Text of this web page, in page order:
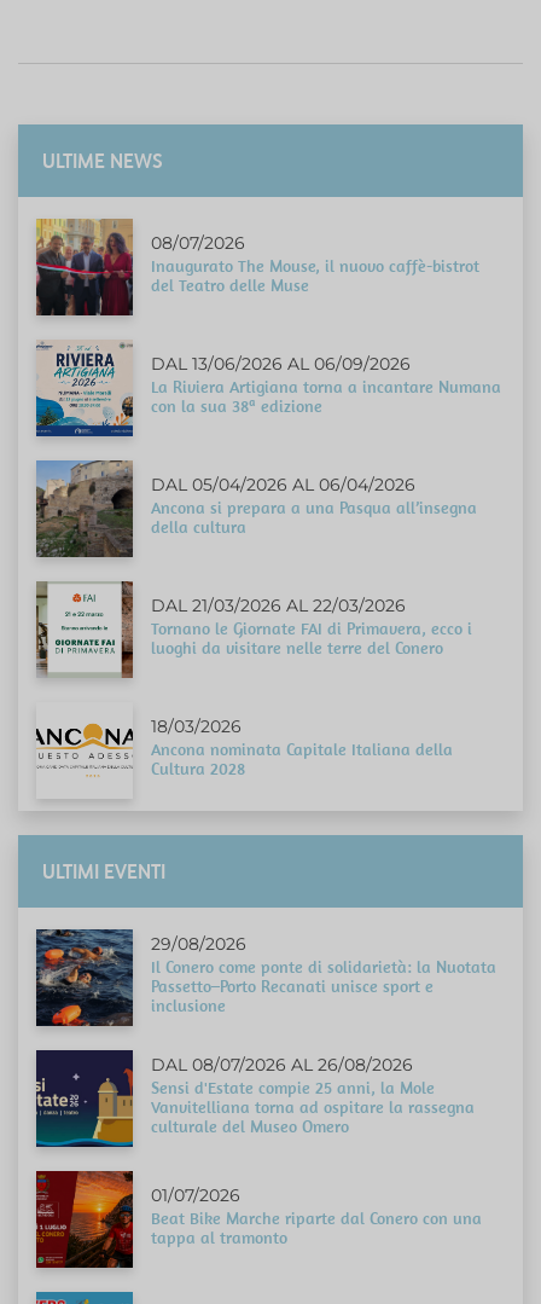
ULTIME NEWS
08/07/2026
Inaugurato The Mouse, il nuovo caffè-bistrot
del Teatro delle Muse
DAL 13/06/2026 AL 06/09/2026
La Riviera Artigiana torna a incantare Numana
con la sua 38ª edizione
DAL 05/04/2026 AL 06/04/2026
Ancona si prepara a una Pasqua all’insegna
della cultura
DAL 21/03/2026 AL 22/03/2026
Tornano le Giornate FAI di Primavera, ecco i
luoghi da visitare nelle terre del Conero
18/03/2026
Ancona nominata Capitale Italiana della
Cultura 2028
ULTIMI EVENTI
29/08/2026
Il Conero come ponte di solidarietà: la Nuotata
Passetto–Porto Recanati unisce sport e
inclusione
DAL 08/07/2026 AL 26/08/2026
Sensi d'Estate compie 25 anni, la Mole
Vanvitelliana torna ad ospitare la rassegna
culturale del Museo Omero
01/07/2026
Beat Bike Marche riparte dal Conero con una
tappa al tramonto